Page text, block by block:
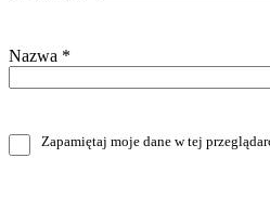
Nazwa *
Zapamiętaj moje dane w tej